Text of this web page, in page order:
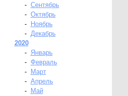
- Сентябрь
- Октябрь
-
Ноябрь
- Декабрь
2020
-
Январь
- Февраль
-
Март
- Апрель
-
Май